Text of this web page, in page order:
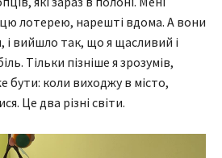
лотерею, нарешті вдома. А вони
і вийшло так, що я щасливий і
Тільки пізніше я зрозумів,
бути: коли виходжу в місто,
Це два різні світи.